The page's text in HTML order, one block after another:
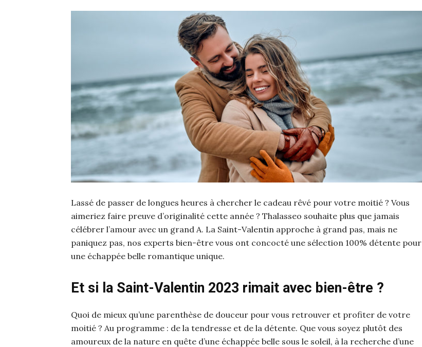
Lassé de passer de longues heures à chercher le cadeau rêvé pour votre moitié ? Vous
aimeriez faire preuve d’originalité cette année ? Thalasseo souhaite plus que jamais
célébrer l’amour avec un grand A. La Saint-Valentin approche à grand pas, mais ne
paniquez pas, nos experts bien-être vous ont concocté une sélection 100% détente pour
une échappée belle romantique unique.
Et si la Saint-Valentin 2023 rimait avec bien-être ?
Quoi de mieux qu’une parenthèse de douceur pour vous retrouver et profiter de votre
moitié ? Au programme : de la tendresse et de la détente. Que vous soyez plutôt des
amoureux de la nature en quête d’une échappée belle sous le soleil, à la recherche d’une